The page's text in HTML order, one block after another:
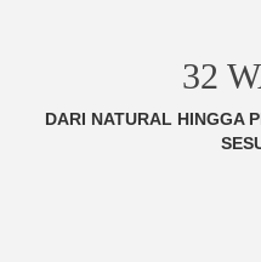
32
DARI NATURAL HINGGA